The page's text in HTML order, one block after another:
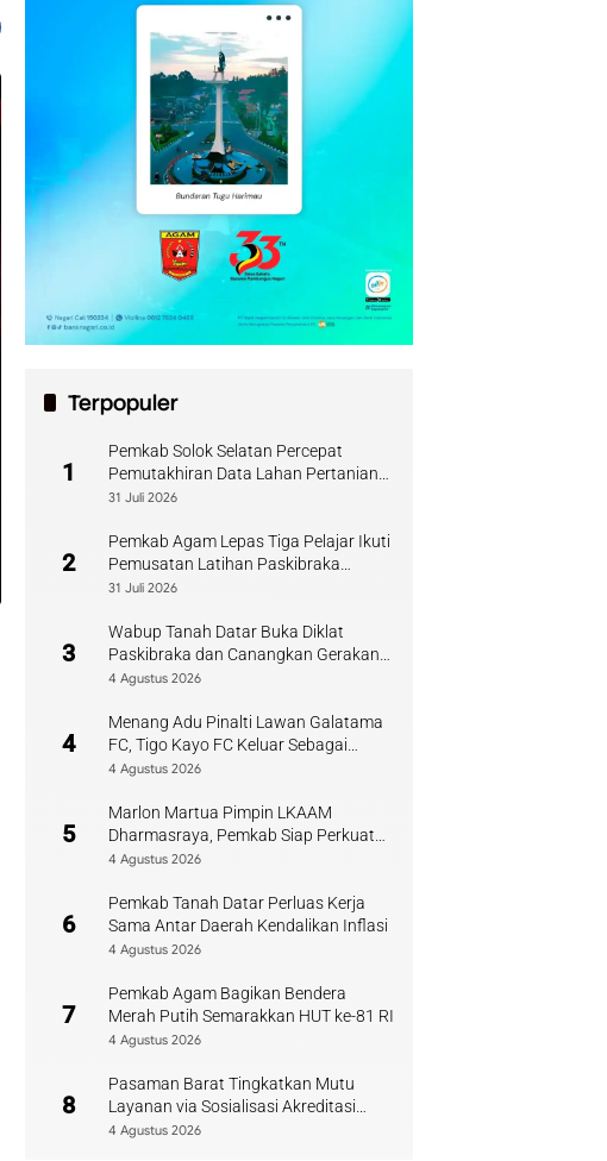
Terpopuler
1
Pemkab Solok Selatan Percepat
Pemutakhiran Data Lahan Pertanian
Pangan Berkelanjutan
31 Juli 2026
2
Pemkab Agam Lepas Tiga Pelajar Ikuti
Pemusatan Latihan Paskibraka
Sumbar
31 Juli 2026
3
Wabup Tanah Datar Buka Diklat
Paskibraka dan Canangkan Gerakan
Bendera
4 Agustus 2026
4
Menang Adu Pinalti Lawan Galatama
FC, Tigo Kayo FC Keluar Sebagai
Juara Piala Walikota Payakumbuh
4 Agustus 2026
5
Marlon Martua Pimpin LKAAM
Dharmasraya, Pemkab Siap Perkuat
Sinergi Adat
4 Agustus 2026
6
Pemkab Tanah Datar Perluas Kerja
Sama Antar Daerah Kendalikan Inflasi
4 Agustus 2026
7
Pemkab Agam Bagikan Bendera
Merah Putih Semarakkan HUT ke-81 RI
4 Agustus 2026
8
Pasaman Barat Tingkatkan Mutu
Layanan via Sosialisasi Akreditasi
Perpustakaan 2026
4 Agustus 2026